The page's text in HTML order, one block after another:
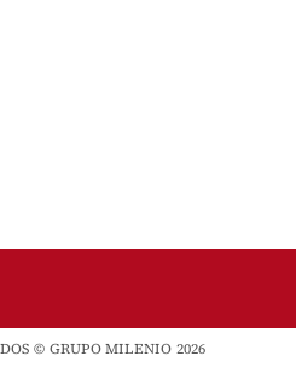
© GRUPO MILENIO 2026